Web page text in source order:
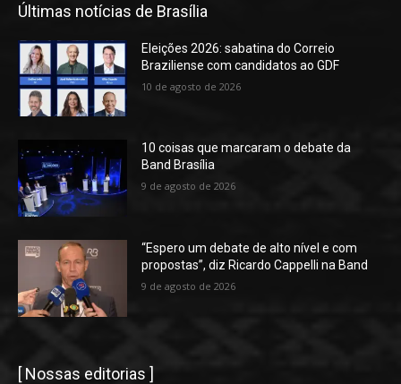
Últimas notícias de Brasília
Eleições 2026: sabatina do Correio
Braziliense com candidatos ao GDF
10 de agosto de 2026
10 coisas que marcaram o debate da
Band Brasília
9 de agosto de 2026
“Espero um debate de alto nível e com
propostas”, diz Ricardo Cappelli na Band
9 de agosto de 2026
[ Nossas editorias ]